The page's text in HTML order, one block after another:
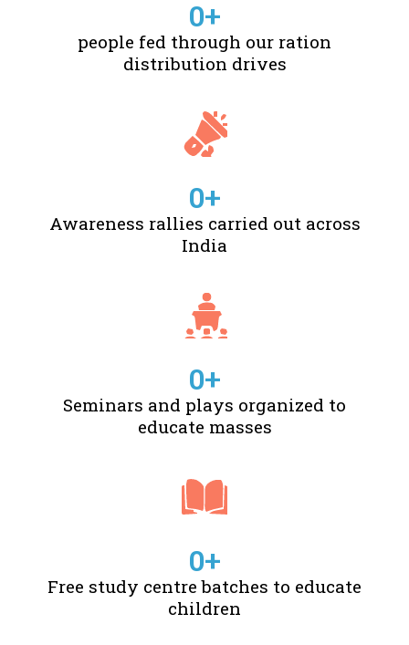
people fed through our ration
distribution drives
0+
Awareness rallies carried out across
India
0+
Seminars and plays organized to
educate masses
0+
Free study centre batches to educate
children
0+